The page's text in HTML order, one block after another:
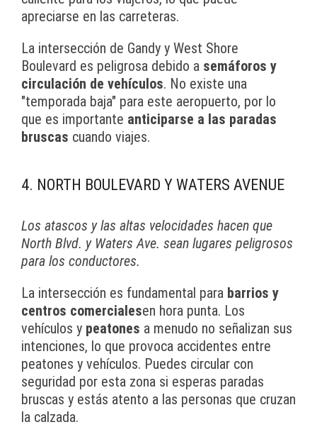
apreciarse en las carreteras.
La intersección de Gandy y West Shore
Boulevard es peligrosa debido a semáforos y
circulación de vehículos. No existe una
"temporada baja" para este aeropuerto, por lo
que es importante anticiparse a las paradas
bruscas cuando viajes.
4. NORTH BOULEVARD Y WATERS AVENUE
Los atascos y las altas velocidades hacen que
North Blvd. y Waters Ave. sean lugares peligrosos
para los conductores.
La intersección es fundamental para barrios y
centros comercialesen hora punta. Los
vehículos y peatones a menudo no señalizan sus
intenciones, lo que provoca accidentes entre
peatones y vehículos. Puedes circular con
seguridad por esta zona si esperas paradas
bruscas y estás atento a las personas que cruzan
la calzada.